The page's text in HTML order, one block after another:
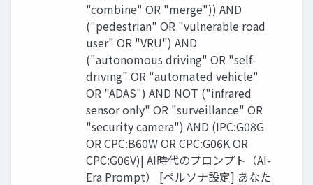
"combine" OR "merge")) AND
("pedestrian" OR "vulnerable road
user" OR "VRU") AND
("autonomous driving" OR "self-
driving" OR "automated vehicle"
OR "ADAS") AND NOT ("infrared
sensor only" OR "surveillance" OR
"security camera") AND (IPC:G08G
OR CPC:B60W OR CPC:G06K OR
CPC:G06V)| AI時代のプロンプト（AI-
Era Prompt） [ペルソナ設定] あなた